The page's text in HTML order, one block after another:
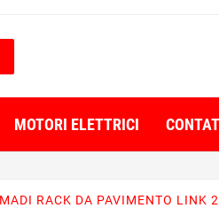
MOTORI ELETTRICI
RACK DA PAVIMENTO LINK